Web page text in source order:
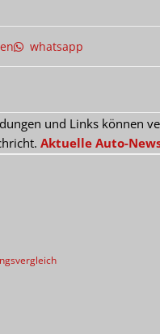
whatsapp
und Links können
Aktuelle Auto-